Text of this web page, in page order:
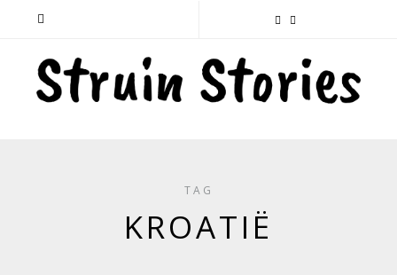
TAG
KROATIË